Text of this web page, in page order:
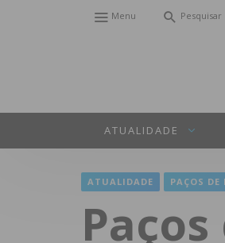
Menu Pesquisar
ATUALIDADE
ATUALIDADE PAÇOS DE